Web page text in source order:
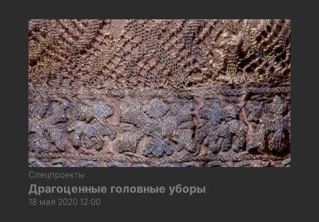
Спецпроекты
Драгоценные головные уборы
18 мая 2020 12:00